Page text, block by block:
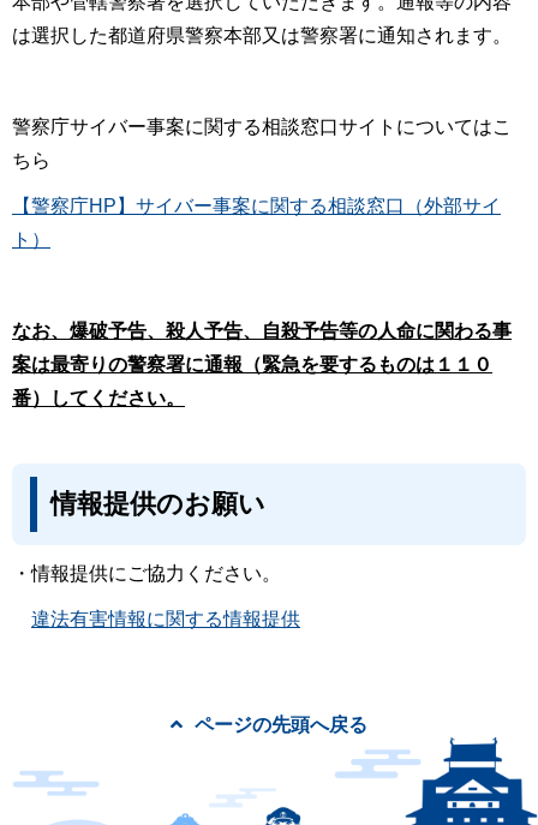
は選択した都道府県警察本部又は警察署に通知されます。
警察庁サイバー事案に関する相談窓口サイトについてはこ
ちら
【警察庁HP】サイバー事案に関する相談窓口（外部サイ
ト）
なお、爆破予告、殺人予告、自殺予告等の人命に関わる事
案は最寄りの警察署に通報（緊急を要するものは１１０
番）してください。
情報提供のお願い
・情報提供にご協力ください。
違法有害情報に関する情報提供
ページの先頭へ戻る